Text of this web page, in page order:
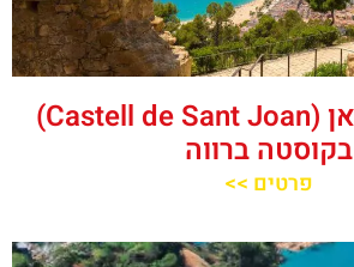
טירת סנט ג'ואן (Castell de Sant Joan)
בקוסטה ברווה
פרטים >>